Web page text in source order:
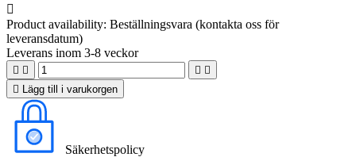

Product availability: Beställningsvara (kontakta oss för
leveransdatum)
Leverans inom 3-8 veckor
   

Lägg till i varukorgen
Säkerhetspolicy